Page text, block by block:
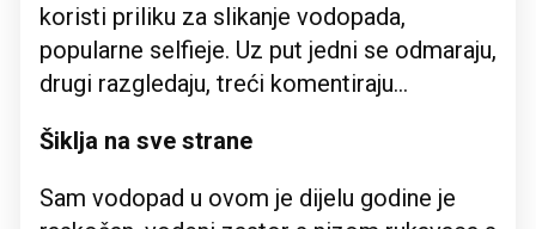
koristi priliku za slikanje vodopada,
popularne selfieje. Uz put jedni se odmaraju,
drugi razgledaju, treći komentiraju…
Šiklja na sve strane
Sam vodopad u ovom je dijelu godine je